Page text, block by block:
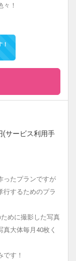
！
！
(サービス利用手
ったプランですが
行するためのプラ
めに撮影した写真
大体毎月40枚く
す！